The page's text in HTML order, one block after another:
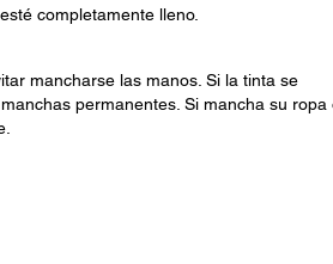
completamente lleno.
mancharse las manos. Si la tinta se
permanentes. Si mancha su ropa